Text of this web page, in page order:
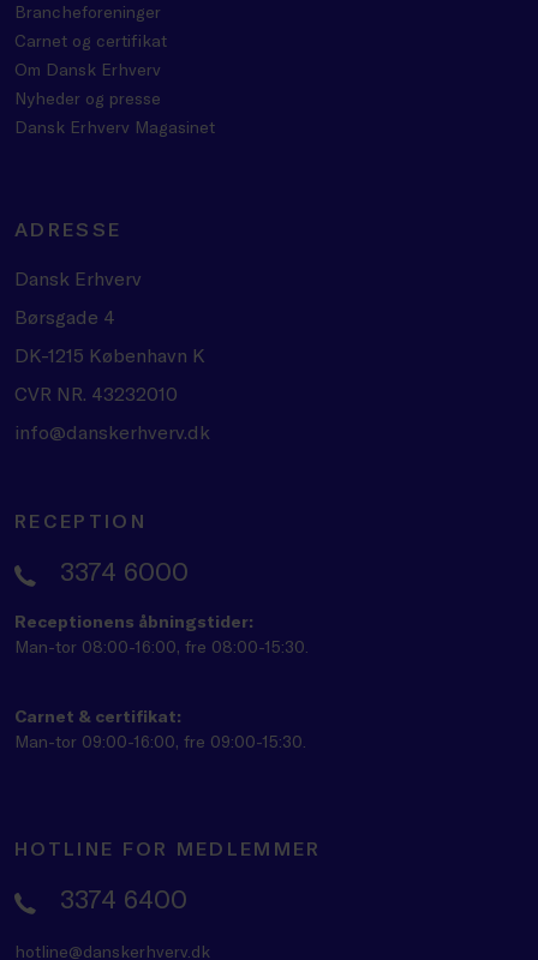
Brancheforeninger
Carnet og certifikat
Om Dansk Erhverv
Nyheder og presse
Dansk Erhverv Magasinet
ADRESSE
Dansk Erhverv
Børsgade 4
DK-1215 København K
CVR NR. 43232010
info@danskerhverv.dk
RECEPTION
3374 6000
Receptionens åbningstider:
Man-tor 08:00-16:00, fre 08:00-15:30.
Carnet & certifikat:
Man-tor 09:00-16:00, fre 09:00-15:30.
HOTLINE FOR MEDLEMMER
3374 6400
hotline@danskerhverv.dk